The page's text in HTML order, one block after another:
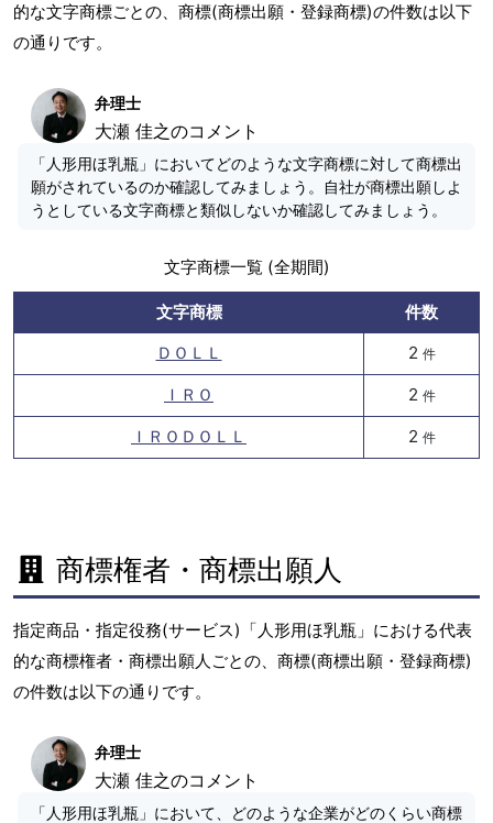
的な文字商標ごとの、商標(商標出願・登録商標)の件数は以下
の通りです。
弁理士
大瀬 佳之のコメント
「人形用ほ乳瓶」においてどのような文字商標に対して商標出
願がされているのか確認してみましょう。自社が商標出願しよ
うとしている文字商標と類似しないか確認してみましょう。
文字商標一覧 (全期間)
文字商標
件数
ＤＯＬＬ
2 件
ＩＲＯ 2 件
ＩＲＯＤＯＬＬ 2 件
商標権者・商標出願人
指定商品・指定役務(サービス)「人形用ほ乳瓶」における代表
的な商標権者・商標出願人ごとの、商標(商標出願・登録商標)
の件数は以下の通りです。
弁理士
大瀬 佳之のコメント
「人形用ほ乳瓶」において、どのような企業がどのくらい商標